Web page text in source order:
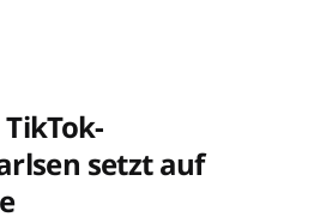
setzt auf